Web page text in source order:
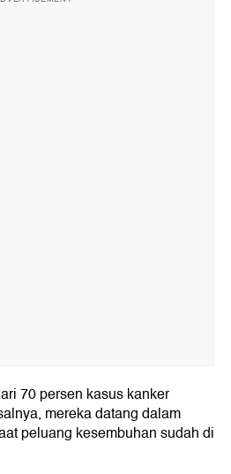
70 persen kasus kanker
mereka datang dalam
peluang kesembuhan sudah di